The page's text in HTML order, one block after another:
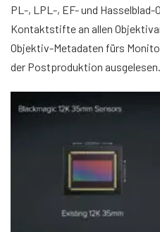
PL-, LPL-, EF- und Hasselblad-
Kontaktstifte an allen
Objektiv-Metadaten fürs
der Postproduktion ausgelesen.